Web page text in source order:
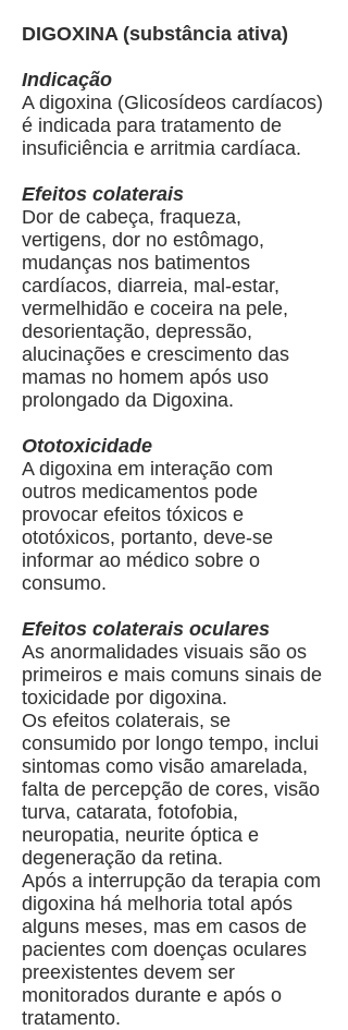
DIGOXINA (substância ativa)
Indicação
A digoxina (Glicosídeos cardíacos)
é indicada para tratamento de
insuficiência e arritmia cardíaca.
Efeitos colaterais
Dor de cabeça, fraqueza,
vertigens, dor no estômago,
mudanças nos batimentos
cardíacos, diarreia, mal-estar,
vermelhidão e coceira na pele,
desorientação, depressão,
alucinações e crescimento das
mamas no homem após uso
prolongado da Digoxina.
Ototoxicidade
A digoxina em interação com
outros medicamentos pode
provocar efeitos tóxicos e
ototóxicos, portanto, deve-se
informar ao médico sobre o
consumo.
Efeitos colaterais oculares
As anormalidades visuais são os
primeiros e mais comuns sinais de
toxicidade por digoxina.
Os efeitos colaterais, se
consumido por longo tempo, inclui
sintomas como visão amarelada,
falta de percepção de cores, visão
turva, catarata, fotofobia,
neuropatia, neurite óptica e
degeneração da retina.
Após a interrupção da terapia com
digoxina há melhoria total após
alguns meses, mas em casos de
pacientes com doenças oculares
preexistentes devem ser
monitorados durante e após o
tratamento.